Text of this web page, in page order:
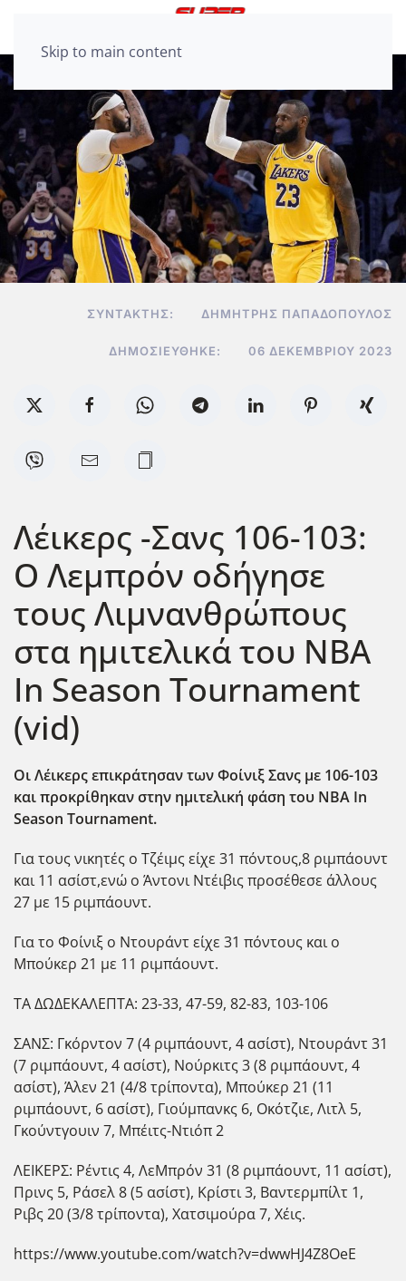
Skip to main content
ΣΥΝΤΆΚΤΗΣ: ΔΗΜΉΤΡΗΣ ΠΑΠΑΔΌΠΟΥΛΟΣ
ΔΗΜΟΣΙΕΎΘΗΚΕ: 06 ΔΕΚΕΜΒΡΊΟΥ 2023
Λέικερς -Σανς 106-103:
Ο Λεμπρόν οδήγησε
τους Λιμνανθρώπους
στα ημιτελικά του NBA
In Season Tournament
(vid)
Οι Λέικερς επικράτησαν των Φοίνιξ Σανς με 106-103
και προκρίθηκαν στην ημιτελική φάση του NBA In
Season Tournament.
Για τους νικητές ο Τζέιμς είχε 31 πόντους,8 ριμπάουντ
και 11 ασίστ,ενώ ο Άντονι Ντέιβις προσέθεσε άλλους
27 με 15 ριμπάουντ.
Για το Φοίνιξ ο Ντουράντ είχε 31 πόντους και ο
Μπούκερ 21 με 11 ριμπάουντ.
ΤΑ ΔΩΔΕΚΑΛΕΠΤΑ: 23-33, 47-59, 82-83, 103-106
ΣΑΝΣ: Γκόρντον 7 (4 ριμπάουντ, 4 ασίστ), Ντουράντ 31
(7 ριμπάουντ, 4 ασίστ), Νούρκιτς 3 (8 ριμπάουντ, 4
ασίστ), Άλεν 21 (4/8 τρίποντα), Μπούκερ 21 (11
ριμπάουντ, 6 ασίστ), Γιούμπανκς 6, Οκότζιε, Λιτλ 5,
Γκούντγουιν 7, Μπέιτς-Ντιόπ 2
ΛΕΙΚΕΡΣ: Ρέντις 4, ΛεΜπρόν 31 (8 ριμπάουντ, 11 ασίστ),
Πρινς 5, Ράσελ 8 (5 ασίστ), Κρίστι 3, Βαντερμπίλτ 1,
Ριβς 20 (3/8 τρίποντα), Χατσιμούρα 7, Χέις.
https://www.youtube.com/watch?v=dwwHJ4Z8OeE